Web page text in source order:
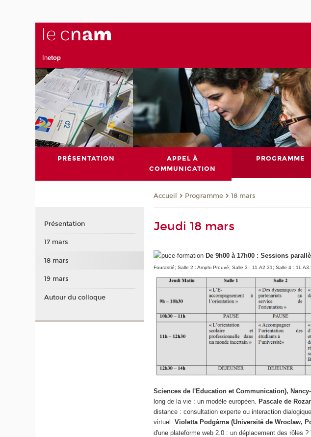
Inetop
PRÉSENTATION
APPEL À
COMMUNICATION
PROGRAMME
Accueil Programme 18 mars
Jeudi 18 mars
De 9h00 à 17h00 : Sessions
Fourastié; Salle 2 : Amphi Prouvé; Salle 3 : 11.A2.31; Salle 4 :
Sciences de l'Education et Communication),
long de la vie : un modèle européen.
Pascale de
distance : consultation experte ou interaction
virtuel.Violetta Podgàrna (Université de Wroclaw,
d'une plateforme web 2.0 : un déplacement des rôles ?
Présentation
17 mars
18 mars
19 mars
Autour du colloque